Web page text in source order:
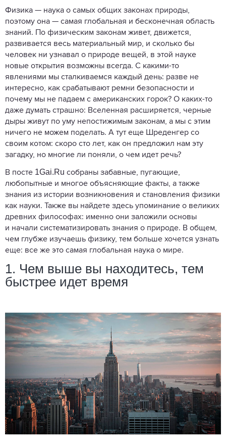
Физика — наука о самых общих законах природы,
поэтому она — самая глобальная и бесконечная область
знаний. По физическим законам живет, движется,
развивается весь материальный мир, и сколько бы
человек ни узнавал о природе вещей, в этой науке
новые открытия возможны всегда. С какими-то
явлениями мы сталкиваемся каждый день: разве не
интересно, как срабатывают ремни безопасности и
почему мы не падаем с американских горок? О каких-то
даже думать страшно: Вселенная расширяется, черные
дыры живут по уму непостижимым законам, а мы с этим
ничего не можем поделать. А тут еще Шреденгер со
своим котом: скоро сто лет, как он предложил нам эту
загадку, но многие ли поняли, о чем идет речь?
В посте 1Gai.Ru собраны забавные, пугающие,
любопытные и многое объясняющие факты, а также
знания из истории возникновения и становления физики
как науки. Также вы найдете здесь упоминание о великих
древних философах: именно они заложили основы
и начали систематизировать знания о природе. В общем,
чем глубже изучаешь физику, тем больше хочется узнать
еще: все же это самая глобальная наука о мире.
1. Чем выше вы находитесь, тем
быстрее идет время